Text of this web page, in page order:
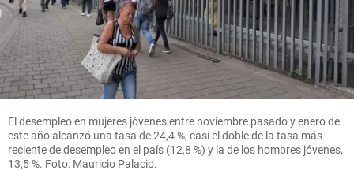
El desempleo en mujeres jóvenes entre noviembre pasado y enero de
este año alcanzó una tasa de 24,4 %, casi el doble de la tasa más
reciente de desempleo en el país (12,8 %) y la de los hombres jóvenes,
13,5 %. Foto: Mauricio Palacio.